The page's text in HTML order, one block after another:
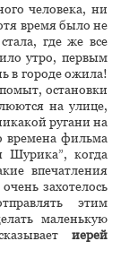
человека, ни
время было не
где же все
утро, первым
в городе ожила!
остановки
на улице,
ругани на
времена фильма
Шурика”, когда
впечатления
захотелось
этим
маленькую
иерей